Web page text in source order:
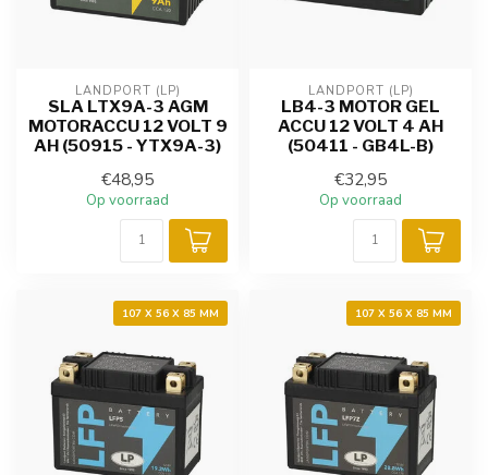
LANDPORT (LP)
SLA LTX9A-3 AGM
MOTORACCU 12 VOLT 9
AH (50915 - YTX9A-3)
€48,95
Op voorraad
LANDPORT (LP)
LB4-3 MOTOR GEL
ACCU 12 VOLT 4 AH
(50411 - GB4L-B)
€32,95
Op voorraad
107 X 56 X 85 MM 107 X 56 X 85 MM